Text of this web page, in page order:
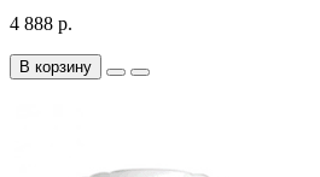
4 888 р.
В корзину